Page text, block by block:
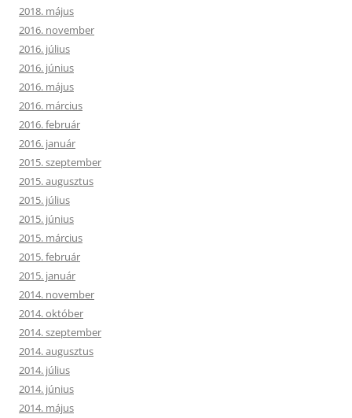
2018. május
2016. november
2016. július
2016. június
2016. május
2016. március
2016. február
2016. január
2015. szeptember
2015. augusztus
2015. július
2015. június
2015. március
2015. február
2015. január
2014. november
2014. október
2014. szeptember
2014. augusztus
2014. július
2014. június
2014. május